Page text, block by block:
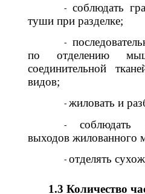
соблюдать
туши при разделке;
по отделению
соединительной
видов;
жиловать и
соблюдать
выходов жилованного
отделять
1.3 Количество